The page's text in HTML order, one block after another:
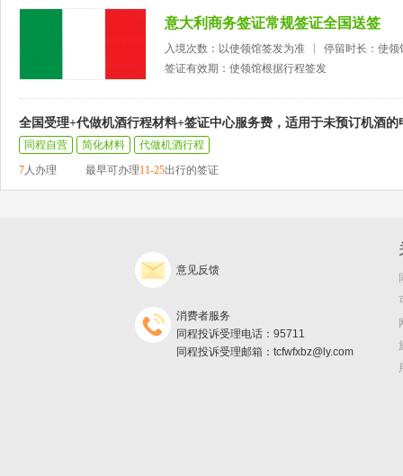
意大利商务签证常规签证全国送签
入境次数：以使领馆签发为准
停留时长：使领
签证有效期：使领馆根据行程签发
全国受理+代做机酒行程材料+签证中心服务费，适用于未预订机酒的
同程自营 简化材料
代做机酒行程
7人办理 最早可办理11-25出行的签证
意见反馈
消费者服务
同程投诉受理电话：95711
同程投诉受理邮箱：tcfwfxbz@ly.com